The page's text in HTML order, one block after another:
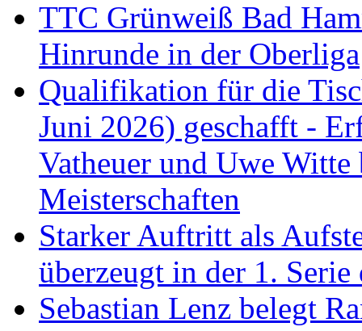
TTC Grünweiß Bad
Hinrunde in der Oberliga
Qualifikation für die
Juni 2026) geschafft -
Vatheuer und Uwe Witte
Meisterschaften
Starker Auftritt als
überzeugt in der 1.
Sebastian Lenz belegt